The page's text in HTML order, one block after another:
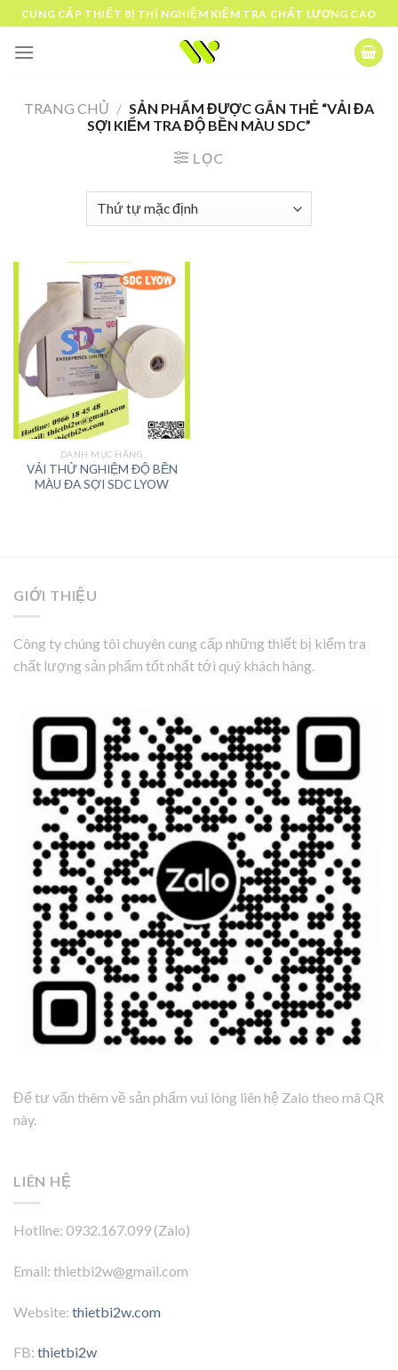
Skip
to
content
CUNG CẤP THIẾT BỊ THÍ NGHIỆM KIỂM TRA CHẤT LƯỢNG CAO
TRANG CHỦ / SẢN PHẨM ĐƯỢC GẮN THẺ “VẢI ĐA
SỢI KIỂM TRA ĐỘ BỀN MÀU SDC”
LỌC
DANH MỤC HÃNG
VẢI THỬ NGHIỆM ĐỘ BỀN
MÀU ĐA SỢI SDC LYOW
GIỚI THIỆU
Công ty chúng tôi chuyên cung cấp những thiết bị kiểm tra
chất lượng sản phẩm tốt nhất tới quý khách hàng.
Để tư vấn thêm về sản phẩm vui lòng liên hệ Zalo theo mã QR
này.
LIÊN HỆ
Hotline: 0932.167.099 (Zalo)
Email: thietbi2w@gmail.com
Website: thietbi2w.com
FB: thietbi2w